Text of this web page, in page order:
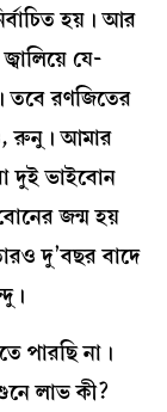
হয়। আর
যে-
তবে রণজিতের
রুনু। আমার
দুই ভাইবোন
জন্ম হয়
দু’বছর বাদে
পারছি না।
লাভ কী?